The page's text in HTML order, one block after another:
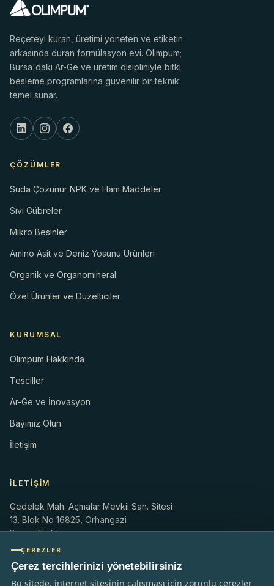
Reçeteyi kuran, üretimi yöneten ve etiketin
arkasında duran formülasyon evi. Olimpum;
Bursa'daki Ar-Ge ve üretim disipliniyle bitki
besleme programlarına güvenilir bir teknik
temel sunar.
ÇÖZÜMLER
Suda Çözünür NPK ve Ham Maddeler
Sıvı Gübreler
Mikro Besinler
Amino Asit ve Deniz Yosunu Ürünleri
Organik ve Organomineral
Özel Ürünler ve Düzelticiler
KURUMSAL
Olimpum Hakkında
Tesciller
Ar-Ge ve İnovasyon
Bayimiz Olun
İletişim
İLETIŞIM
Gedelek Mah. Açmalar Mevkii San. Sitesi
13. Blok No 16825, Orhangazi
Bursa, Türkiye
info@olimpum.com
olimpum.com.tr
+90 224 586 01 83
ÇEREZLER
Çerez tercihlerinizi yönetebilirsiniz
Bu sitede, internet sitesinin çalışması için zorunlu çerezler